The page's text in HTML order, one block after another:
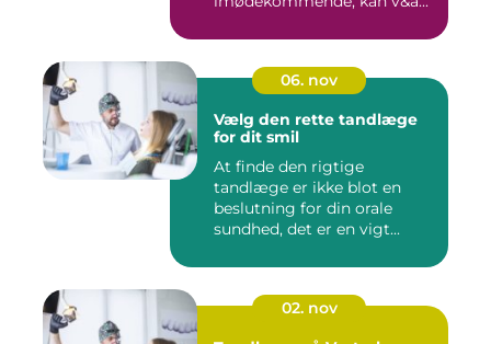
06. nov
Vælg den rette tandlæge
for dit smil
At finde den rigtige
tandlæge er ikke blot en
beslutning for din orale
sundhed, det er en vigt...
02. nov